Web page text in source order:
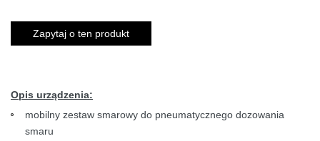
Zapytaj o ten produkt
Opis urządzenia:
mobilny zestaw smarowy do pneumatycznego dozowania
smaru